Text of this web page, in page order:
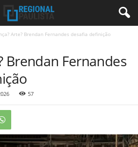
Arte? Brendan Fernandes desafia definição
Brendan Fernandes
57